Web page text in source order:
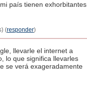
país tienen exhorbitantes
(responder)
llevarle el internet a
lo que significa llevarles
se verá exageradamente